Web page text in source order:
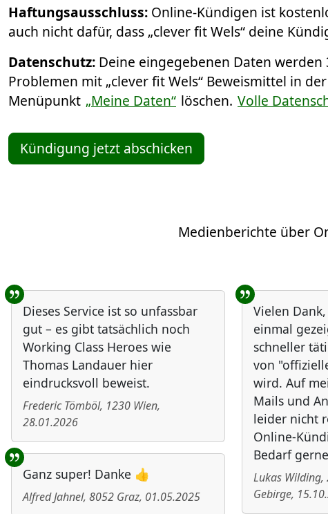
Haftungsausschluss: Online-Kündigen ist
auch nicht dafür, dass „clever fit Wels“ deine
Datenschutz: Deine eingegebenen Daten
Problemen mit „clever fit Wels“ Beweismittel in
Menüpunkt „Meine Daten“ löschen. Volle
Kündigung jetzt abschicken
Medienberichte über
Benutzer-Rückmeldungen
Dieses Service ist so unfassbar
gut – es gibt tatsächlich noch
Working Class Heroes wie
Thomas Landauer hier
eindrucksvoll beweist.
Frederic Tömböl, 1230 Wien,
28.01.2026
Vielen
einmal
schneller
von
wird. Auf
Mails und
leider nicht
Online-
Bedarf
Lukas Wilding,
Gebirge,
Ganz super! Danke 👍
Alfred Jahnel, 8052 Graz, 01.05.2025